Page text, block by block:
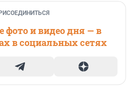
фото и видео дня — в
в социальных сетях